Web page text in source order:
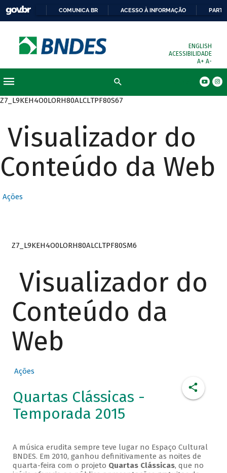
COMUNICA BR ACESSO À INFORMAÇÃO
ENGLISH
ACESSIBILIDADE
A+ A-
Z7_L9KEH4O0LORH80ALCLTPF80S67
Visualizador do
Conteúdo da Web
Ações
Z7_L9KEH4O0LORH80ALCLTPF80SM6
Visualizador do
Conteúdo da
Web
Ações
Quartas Clássicas -
Temporada 2015
A música erudita sempre teve lugar no Espaço Cultural
BNDES. Em 2010, ganhou definitivamente as noites de
quarta-feira com o projeto Quartas Clássicas, que no